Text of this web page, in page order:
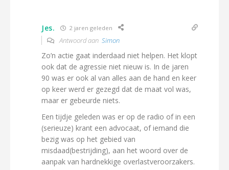
Jes. 2 jaren geleden
Antwoord aan Simon
Zo’n actie gaat inderdaad niet helpen. Het klopt
ook dat de agressie niet nieuw is. In de jaren
90 was er ook al van alles aan de hand en keer
op keer werd er gezegd dat de maat vol was,
maar er gebeurde niets.
Een tijdje geleden was er op de radio of in een
(serieuze) krant een advocaat, of iemand die
bezig was op het gebied van
misdaad(bestrijding), aan het woord over de
aanpak van hardnekkige overlastveroorzakers.